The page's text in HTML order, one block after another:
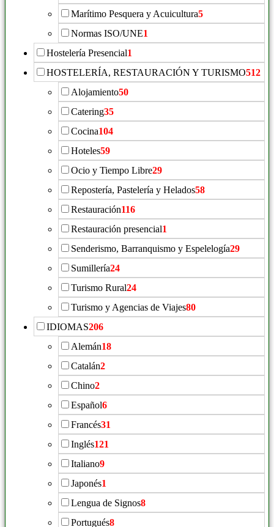
Marítimo Pesquera y Acuicultura5
Normas ISO/UNE1
Hostelería Presencial1
HOSTELERÍA, RESTAURACIÓN Y TURISMO512
Alojamiento50
Catering35
Cocina104
Hoteles59
Ocio y Tiempo Libre29
Repostería, Pastelería y Helados58
Restauración116
Restauración presencial1
Senderismo, Barranquismo y Espelelogía29
Sumillería24
Turismo Rural24
Turismo y Agencias de Viajes80
IDIOMAS206
Alemán18
Catalán2
Chino2
Español6
Francés31
Inglés121
Italiano9
Japonés1
Lengua de Signos8
Portugués8